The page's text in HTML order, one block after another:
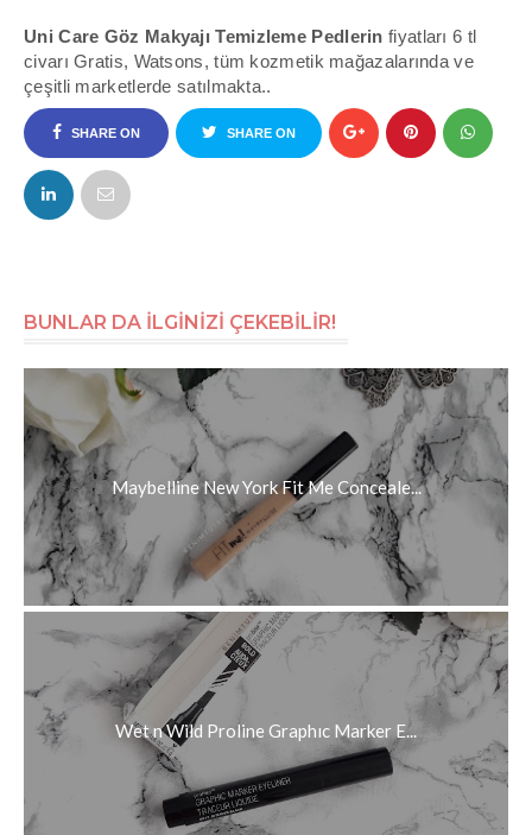
Uni Care Göz Makyajı Temizleme Pedlerin fiyatları 6 tl
civarıGratis, Watsons, tüm kozmetik mağazalarında ve
çeşitli marketlerde satılmakta..
SHARE ON
FACEBOOK
SHARE ON
BUNLAR DA İLGİNİZİ ÇEKEBİLİR!
Maybelline New York Fit Me Conceale...
Wet n Wild Proline Graphıc Marker E...